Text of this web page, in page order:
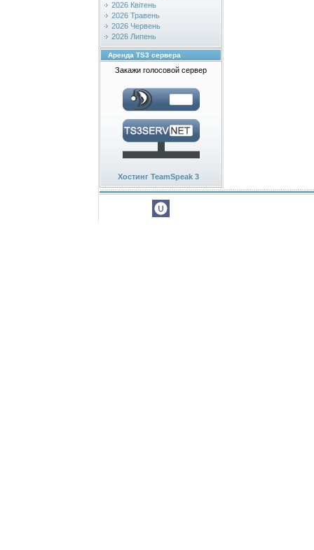
2026 Квітень
2026 Травень
2026 Червень
2026 Липень
Аренда TS3 сервера
Закажи голосовой сервер
Хостинг TeamSpeak 3